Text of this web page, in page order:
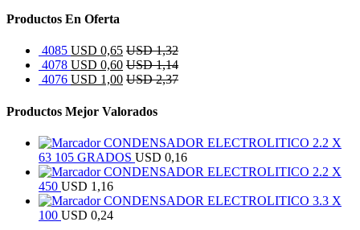
Productos En Oferta
4085 USD 0,65 USD1,32
4078 USD 0,60 USD1,14
4076 USD 1,00 USD2,37
Productos Mejor Valorados
CONDENSADOR ELECTROLITICO 2.2 X
63 105 GRADOS USD 0,16
CONDENSADOR ELECTROLITICO 2.2 X
450 USD 1,16
CONDENSADOR ELECTROLITICO 3.3 X
100 USD 0,24